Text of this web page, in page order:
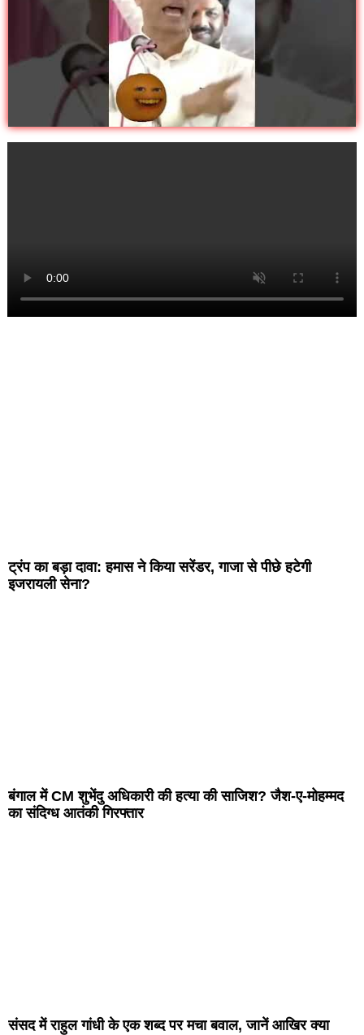
ट्रंप का बड़ा दावा: हमास ने किया सरेंडर, गाजा से पीछे हटेगी
इजरायली सेना?
बंगाल में CM शुभेंदु अधिकारी की हत्या की साजिश? जैश-ए-मोहम्मद
का संदिग्ध आतंकी गिरफ्तार
संसद में राहुल गांधी के एक शब्द पर मचा बवाल, जानें आखिर क्या